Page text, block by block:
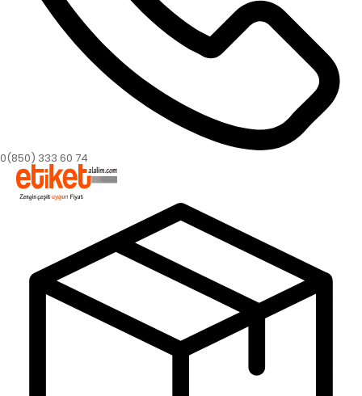
0(850) 333 60 74